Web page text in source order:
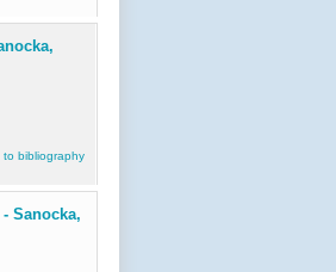
to bibliography
Sanocka,